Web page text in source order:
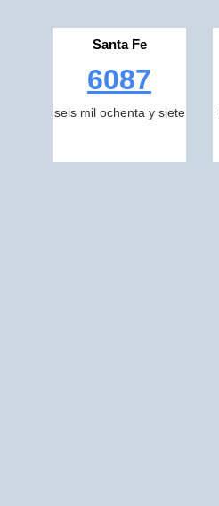
Santa Fe
6087
seis mil ochenta y siete